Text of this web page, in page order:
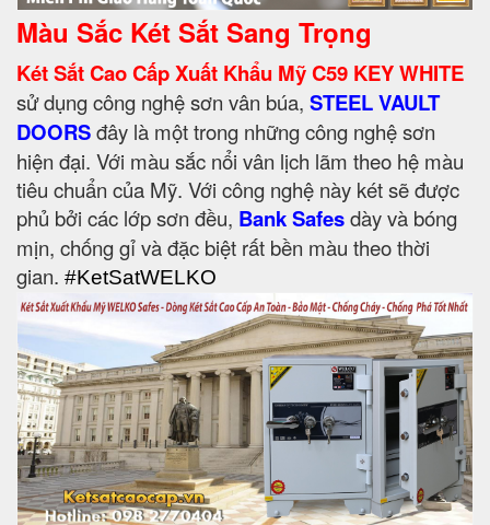
Màu Sắc Két Sắt Sang Trọng
Két Sắt Cao Cấp Xuất Khẩu Mỹ C59 KEY WHITE
sử dụng công nghệ sơn vân búa, STEEL VAULT
DOORSđây là một trong những công nghệ sơn
hiện đại. Với màu sắc nổi vân lịch lãm theo hệ màu
tiêu chuẩn của Mỹ. Với công nghệ này két sẽ được
phủ bởi các lớp sơn đều, Bank Safesdày và bóng
mịn, chống gỉ và đặc biệt rất bền màu theo thời
gian. #KetSatWELKO